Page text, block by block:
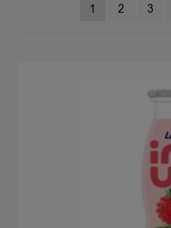
1 2 3